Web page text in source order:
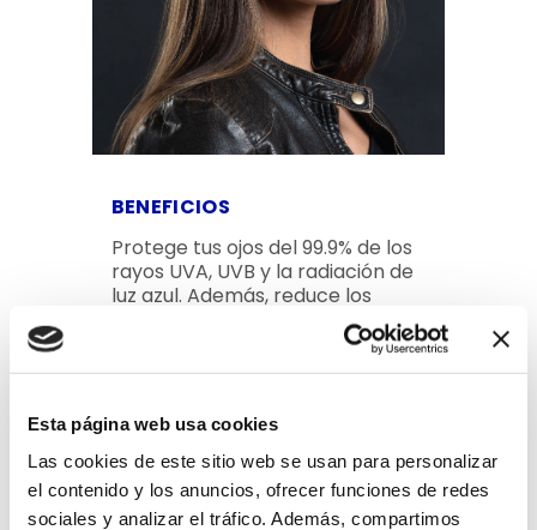
Esta página web usa cookies
Las cookies de este sitio web se usan para personalizar
el contenido y los anuncios, ofrecer funciones de redes
sociales y analizar el tráfico. Además, compartimos
BENEFICIOS
Protege tus ojos del 99.9% de los
rayos UVA, UVB y la radiación de
luz azul. Además, reduce los
reflejos para que puedas ver con
mayor nitidez y claridad ¡Úsalo
todo el tiempo! Están diseñados
y uso diario.